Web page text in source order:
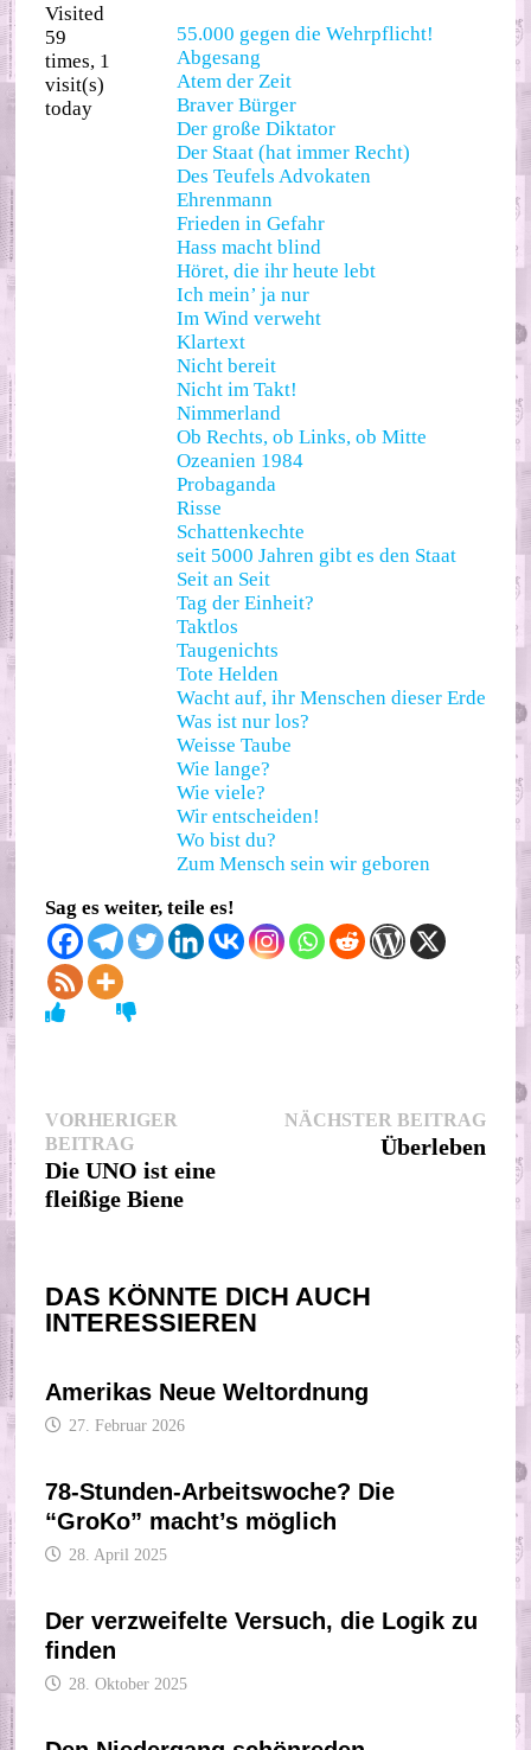
55.000 gegen die Wehrpflicht!
Abgesang
Atem der Zeit
Braver Bürger
Der große Diktator
Der Staat (hat immer Recht)
Des Teufels Advokaten
Ehrenmann
Frieden in Gefahr
Hass macht blind
Höret, die ihr heute lebt
Ich mein’ ja nur
Im Wind verweht
Klartext
Nicht bereit
Nicht im Takt!
Nimmerland
Ob Rechts, ob Links, ob Mitte
Ozeanien 1984
Probaganda
Risse
Schattenkechte
seit 5000 Jahren gibt es den Staat
Seit an Seit
Tag der Einheit?
Taktlos
Taugenichts
Tote Helden
Wacht auf, ihr Menschen dieser Erde
Was ist nur los?
Weisse Taube
Wie lange?
Wie viele?
Wir entscheiden!
Wo bist du?
Zum Mensch sein wir geboren
Visited
59
times, 1
visit(s)
today
Sag es weiter, teile es!
Beitragsnavigation
VORHERIGER
BEITRAGVorheriger
Beitrag:
Die UNO ist eine
fleißige Biene
NÄCHSTER BEITRAG
Überleben
DAS KÖNNTE DICH AUCH
INTERESSIEREN
Amerikas Neue Weltordnung
27. Februar 2026
78-Stunden-Arbeitswoche? Die
“GroKo” macht’s möglich
28. April 2025
Der verzweifelte Versuch, die Logik zu
finden
28. Oktober 2025